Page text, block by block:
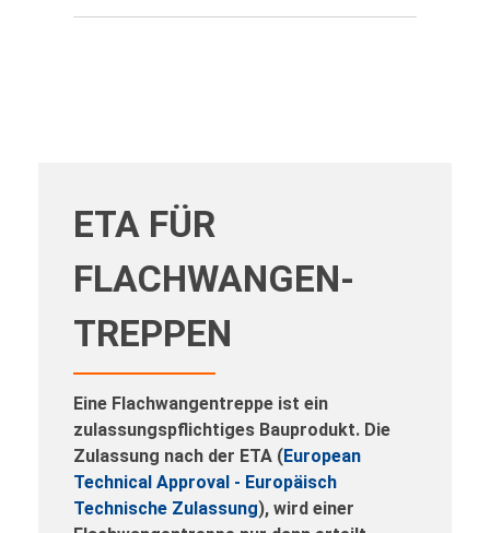
ETA FÜR
FLACHWANGEN­
TREPPEN
Eine Flachwangentreppe ist ein
zulassungspflichtiges Bauprodukt. Die
Zulassung nach der ETA (European
Technical Approval - Europäisch
Technische Zulassung), wird einer